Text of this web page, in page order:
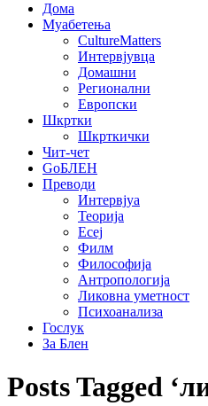
Дома
Муабетења
CultureMatters
Интервјувца
Домашни
Регионални
Европски
Шкртки
Шкрткички
Чит-чет
GoБЛЕН
Преводи
Интервјуа
Теорија
Есеј
Филм
Философија
Антропологија
Ликовна уметност
Психоанализа
Гослук
За Блен
Posts Tagged